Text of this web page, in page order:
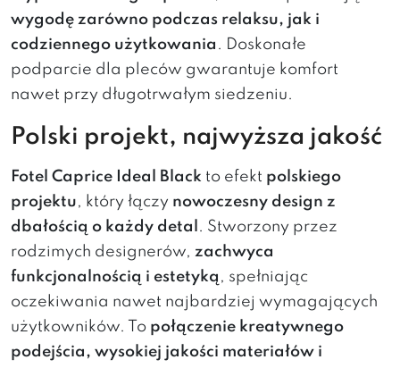
wygodę zarówno podczas relaksu, jak i
codziennego użytkowania . Doskonałe
podparcie dla pleców gwarantuje komfort
nawet przy długotrwałym siedzeniu.
Polski projekt, najwyższa jakość
Fotel Caprice Ideal Black to efekt polskiego
projektu, który łączy nowoczesny design z
dbałością o każdy detal . Stworzony przez
rodzimych designerów, zachwyca
funkcjonalnością i estetyką , spełniając
oczekiwania nawet najbardziej wymagających
użytkowników. To połączenie kreatywnego
podejścia, wysokiej jakości materiałów i